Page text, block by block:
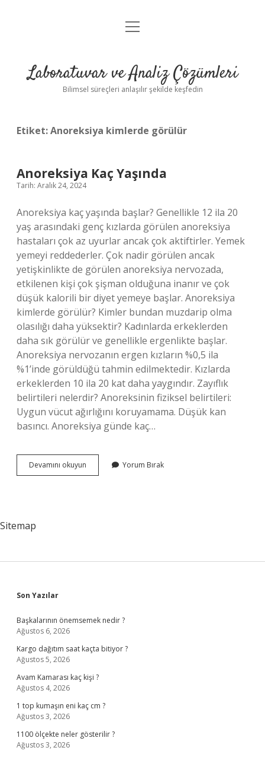
Anasayfa
Yasal Uyarı
menüyü
Laboratuvar ve Analiz Çözümleri
Bilimsel süreçleri anlaşılır şekilde keşfedin
Etiket:Anoreksiya kimlerde görülür
Anoreksiya Kaç Yaşında
Tarih: Aralık 24, 2024
Anoreksiya kaç yaşında başlar? Genellikle 12 ila 20
yaş arasındaki genç kızlarda görülen anoreksiya
hastaları çok az uyurlar ancak çok aktiftirler. Yemek
yemeyi reddederler. Çok nadir görülen ancak
yetişkinlikte de görülen anoreksiya nervozada,
etkilenen kişi çok şişman olduğuna inanır ve çok
düşük kalorili bir diyet yemeye başlar. Anoreksiya
kimlerde görülür? Kimler bundan muzdarip olma
olasılığı daha yüksektir? Kadınlarda erkeklerden
daha sık görülür ve genellikle ergenlikte başlar.
Anoreksiya nervozanın ergen kızların %0,5 ila
%1’inde görüldüğü tahmin edilmektedir. Kızlarda
erkeklerden 10 ila 20 kat daha yaygındır. Zayıflık
belirtileri nelerdir? Anoreksinin fiziksel belirtileri:
Uygun vücut ağırlığını koruyamama. Düşük kan
basıncı. Anoreksiya günde kaç…
Devamını okuyun Anoreksiya
Kaç
Yorum Bırak
Sitemap
Sidebar
Son Yazılar
Başkalarının önemsemek nedir ?
Ağustos 6, 2026
Kargo dağıtım saat kaçta bitiyor ?
Ağustos 5, 2026
Avam Kamarası kaç kişi ?
Ağustos 4, 2026
1 top kumaşın eni kaç cm ?
Ağustos 3, 2026
1100 ölçekte neler gösterilir ?
Ağustos 3, 2026